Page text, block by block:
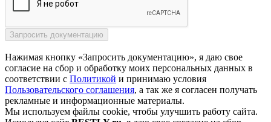
Нажимая кнопку «Запросить документацию», я даю свое
согласие на сбор и обработку моих персональных данных в
соответствии с Политикой и принимаю условия
Пользовательского соглашения, а так же я согласен получать
рекламные и информационные материалы.
Мы используем файлы cookie, чтобы улучшить работу сайта.